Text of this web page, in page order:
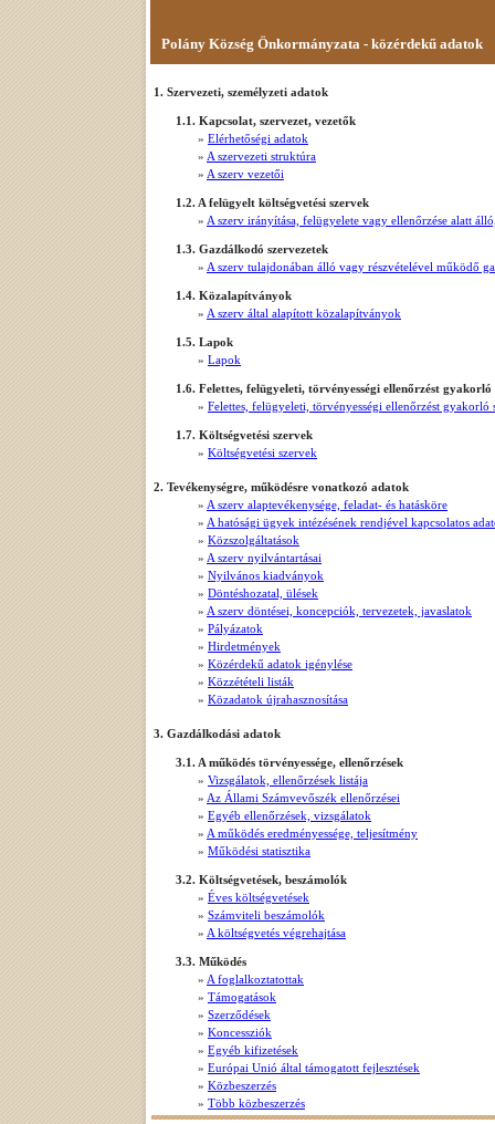
Polány Község Önkormányzata - közérdekű adatok
1. Szervezeti, személyzeti adatok
1.1. Kapcsolat, szervezet, vezetők
» Elérhetőségi adatok
» A szervezeti struktúra
» A szerv vezetői
1.2. A felügyelt költségvetési szervek
» A szerv irányítása, felügyelete vagy ellenőrzése alatt
1.3. Gazdálkodó szervezetek
» A szerv tulajdonában álló vagy részvételével működő
1.4. Közalapítványok
» A szerv által alapított közalapítványok
1.5. Lapok
» Lapok
1.6. Felettes, felügyeleti, törvényességi ellenőrzést gyakorló
» Felettes, felügyeleti, törvényességi ellenőrzést gyakorló
1.7. Költségvetési szervek
» Költségvetési szervek
2. Tevékenységre, működésre vonatkozó adatok
» A szerv alaptevékenysége, feladat- és hatásköre
» A hatósági ügyek intézésének rendjével kapcsolatos
» Közszolgáltatások
» A szerv nyilvántartásai
» Nyilvános kiadványok
» Döntéshozatal, ülések
» A szerv döntései, koncepciók, tervezetek, javaslatok
» Pályázatok
» Hirdetmények
» Közérdekű adatok igénylése
» Közzétételi listák
» Közadatok újrahasznosítása
3. Gazdálkodási adatok
3.1. A működés törvényessége, ellenőrzések
» Vizsgálatok, ellenőrzések listája
» Az Állami Számvevőszék ellenőrzései
» Egyéb ellenőrzések, vizsgálatok
» A működés eredményessége, teljesítmény
» Működési statisztika
3.2. Költségvetések, beszámolók
» Éves költségvetések
» Számviteli beszámolók
» A költségvetés végrehajtása
3.3. Működés
» A foglalkoztatottak
» Támogatások
» Szerződések
» Koncessziók
» Egyéb kifizetések
» Európai Unió által támogatott fejlesztések
» Közbeszerzés
» Több közbeszerzés